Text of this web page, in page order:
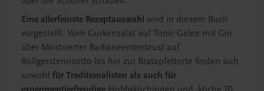
Eine allerfeinste Rezeptauswahl wird in diesem Buch
vorgestellt. Vom Gurkensalat auf Tonic-Gelee mit Gin
über Mostvierter Barbarieentenbrust auf
Rollgerstenrisotto bis hin zur Bratapfeltorte finden sich
sowohl für Traditionalisten als auch für